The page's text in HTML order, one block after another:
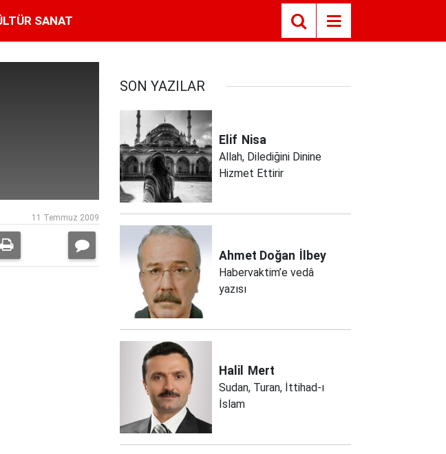
SANAT
11 Temmuz 2009
SON YAZILAR
Elif Nisa
Allah, Dilediğini Dinine
Hizmet Ettirir
Ahmet Doğan İlbey
Habervaktim’e vedâ
yazısı
Halil Mert
Sudan, Turan, İttihad-ı
İslam